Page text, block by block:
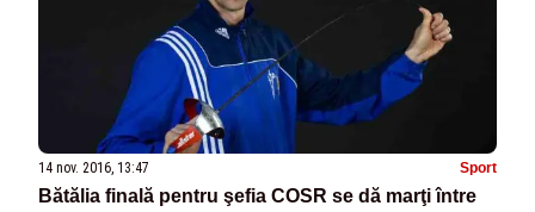
14 nov. 2016, 13:47 Sport
Bătălia finală pentru şefia COSR se dă marţi între